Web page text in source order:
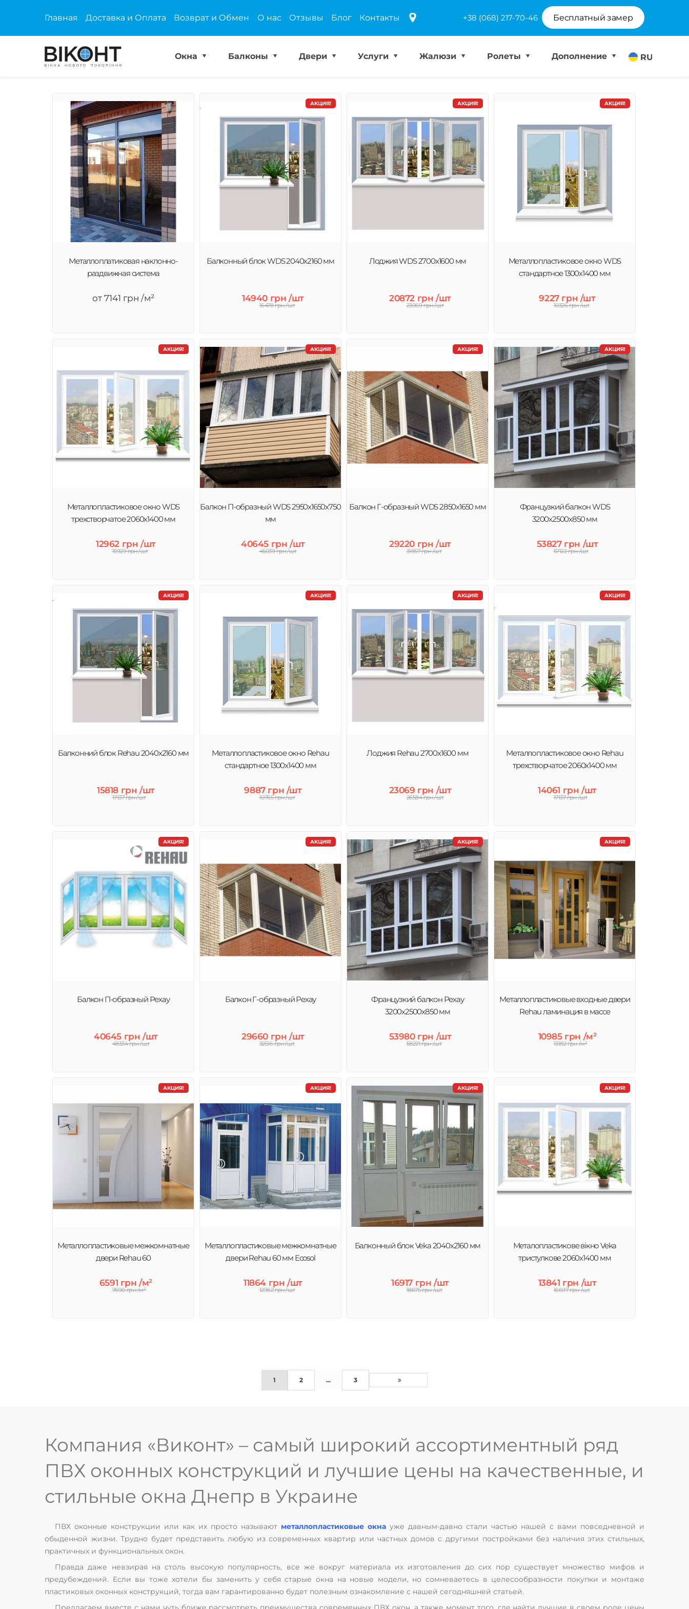
Главная Доставка и Оплата Возврат и Обмен О нас Отзывы Блог Контакты +38 (068) 217-70-46 Бесплатный замер
RU
Окна Балконы Двери Услуги Жалюзи Ролеты Дополнение
Металлоплатиковая наклонно-
раздвижная система
от 7141 грн /м²
АКЦИЯ!
Балконный блок WDS 2040x2160 мм
14940 грн /шт
16478 грн /шт
АКЦИЯ!
Лоджия WDS 2700х1600 мм
20872 грн /шт
23069 грн /шт
АКЦИЯ!
Металлопластиковое окно WDS
стандартное 1300x1400 мм
9227 грн /шт
10326 грн /шт
АКЦИЯ!
Металлопластиковое окно WDS
трехстворчатое 2060х1400 мм
12962 грн /шт
15929 грн /шт
АКЦИЯ!
Балкон П-образный WDS 2950х1650х750
мм
40645 грн /шт
45039 грн /шт
АКЦИЯ!
Балкон Г-образный WDS 2850х1650 мм
29220 грн /шт
31857 грн /шт
АКЦИЯ!
Французкий балкон WDS
3200х2500х850 мм
53827 грн /шт
57122 грн /шт
АКЦИЯ!
Балконний блок Rehau 2040x2160 мм
15818 грн /шт
17137 грн /шт
АКЦИЯ!
Металлопластиковое окно Rehau
стандартное 1300x1400 мм
9887 грн /шт
10765 грн /шт
АКЦИЯ!
Лоджия Rehau 2700х1600 мм
23069 грн /шт
26584 грн /шт
АКЦИЯ!
Металлопластиковое окно Rehau
трехстворчатое 2060х1400 мм
14061 грн /шт
17137 грн /шт
АКЦИЯ!
Балкон П-образный Рехау
40645 грн /шт
48334 грн /шт
АКЦИЯ!
Балкон Г-образный Рехау
29660 грн /шт
32516 грн /шт
АКЦИЯ!
Французкий балкон Рехау
3200х2500х850 мм
53980 грн /шт
58221 грн /шт
АКЦИЯ!
Металлопластиковые входные двери
Rehau ламинация в массе
10985 грн /м²
13182 грн /м²
АКЦИЯ!
Металлопластиковые межкомнатные
двери Rehau 60
6591 грн /м²
7690 грн /м²
АКЦИЯ!
Металлопластиковые межкомнатные
двери Rehau 60 мм Ecosol
11864 грн /шт
12962 грн /шт
АКЦИЯ!
Балконный блок Veka 2040x2160 мм
16917 грн /шт
18675 грн /шт
АКЦИЯ!
Металопластикове вікно Veka
тристулкове 2060х1400 мм
13841 грн /шт
16697 грн /шт
1 2 ... 3
Компания «Виконт» – самый широкий ассортиментный ряд
ПВХ оконных конструкций и лучшие цены на качественные, и
стильные окна Днепр в Украине
ПВХ оконные конструкции или как их просто называют металлопластиковые окна уже давным-давно стали частью нашей с вами повседневной и
обыденной жизни. Трудно будет представить любую из современных квартир или частных домов с другими постройками без наличия этих стильных,
практичных и функциональных окон.
Правда даже невзирая на столь высокую популярность, все же вокруг материала их изготовления до сих пор существует множество мифов и
предубеждений. Если вы тоже хотели бы заменить у себя старые окна на новые модели, но сомневаетесь в целесообразности покупки и монтаже
пластиковых оконных конструкций, тогда вам гарантированно будет полезным ознакомление с нашей сегодняшней статьей.